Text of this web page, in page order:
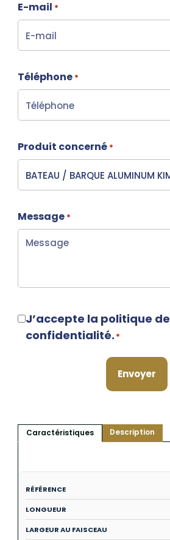
E-mail *
Téléphone *
Produit concerné *
Message *
RGPD
J’accepte la politique de
confidentialité. *
Caractéristiques Description